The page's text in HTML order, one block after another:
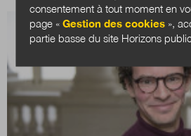
consentement à tout moment en
page «Gestion des cookies »,
partie basse du site Horizons